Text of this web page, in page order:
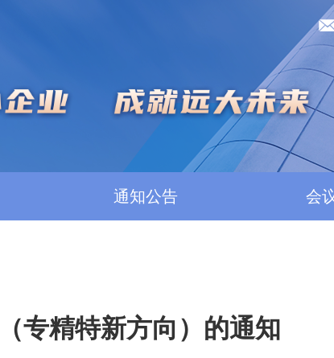
通知公告 会
专精特新方向）的通知